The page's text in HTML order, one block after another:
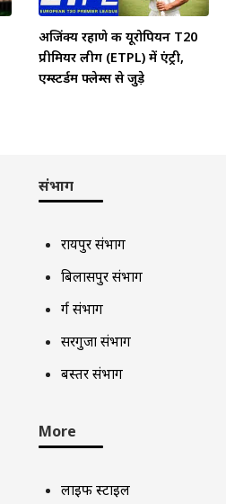
अजिंक्य रहाणे की यूरोपियन T20
प्रीमियर लीग (ETPL) में एंट्री,
एम्स्टर्डम फ्लेम्स से जुड़े
संभाग
रायपुर संभाग
बिलासपुर संभाग
दुर्ग संभाग
सरगुजा संभाग
बस्तर संभाग
More
लाइफ स्टाइल